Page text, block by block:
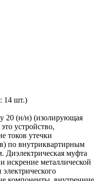
14 шт.)
20 (н/н) (изолирующая
устройство,
токов утечки
по внутриквартирным
Диэлектрическая муфта
искрение металлической